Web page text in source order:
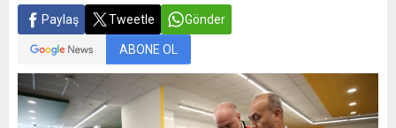
Paylaş Tweetle Gönder
ABONE OL